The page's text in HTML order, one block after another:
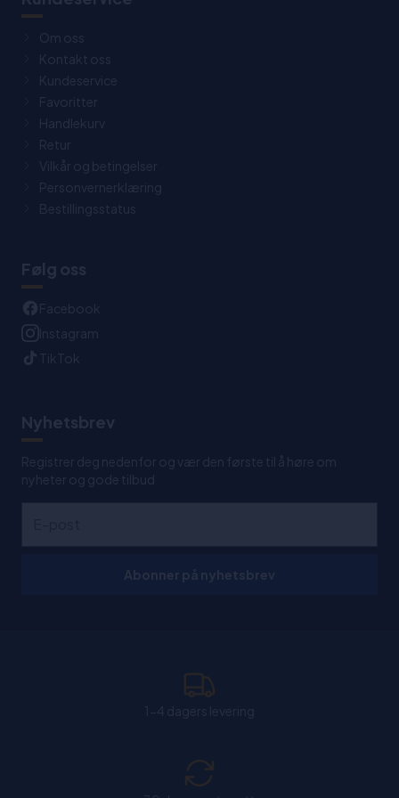
Om oss
Kontakt oss
Kundeservice
Favoritter
Handlekurv
Retur
Vilkår og betingelser
Personvernerklæring
Bestillingsstatus
Følg oss
Facebook
Instagram
TikTok
Nyhetsbrev
Registrer deg nedenfor og vær den første til å høre om
nyheter og gode tilbud